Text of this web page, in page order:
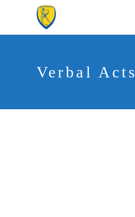
Verbal Acts